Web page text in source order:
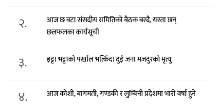
२.
आज छ वटा संसदीय समितिको बैठक बस्दै, यस्ता छन्
छलफलका कार्यसूची
३. इट्टा भट्टाको पर्खाल भत्किँदा दुई जना मजदुरको मृत्यु
४. आज कोशी, बागमती, गण्डकी र लुम्बिनी प्रदेशमा भारी वर्षा हुने